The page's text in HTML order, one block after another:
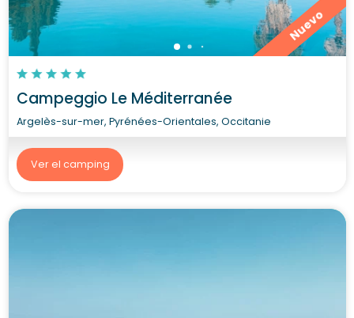
Nuevo
Campeggio Le Méditerranée
Argelès-sur-mer, Pyrénées-Orientales, Occitanie
Ver el camping